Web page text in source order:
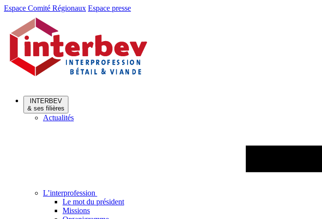
Aller
Aller
contenu
Espace Comité Régionaux Espace presse
INTERBEV
& ses filières
Actualités
L’interprofession
Le mot du président
Missions